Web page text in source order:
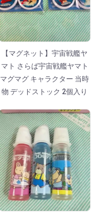
【マグネット】宇宙戦艦ヤ
マト さらば宇宙戦艦ヤマト
マグマグ キャラクター 当時
物 デッドストック 2個入り